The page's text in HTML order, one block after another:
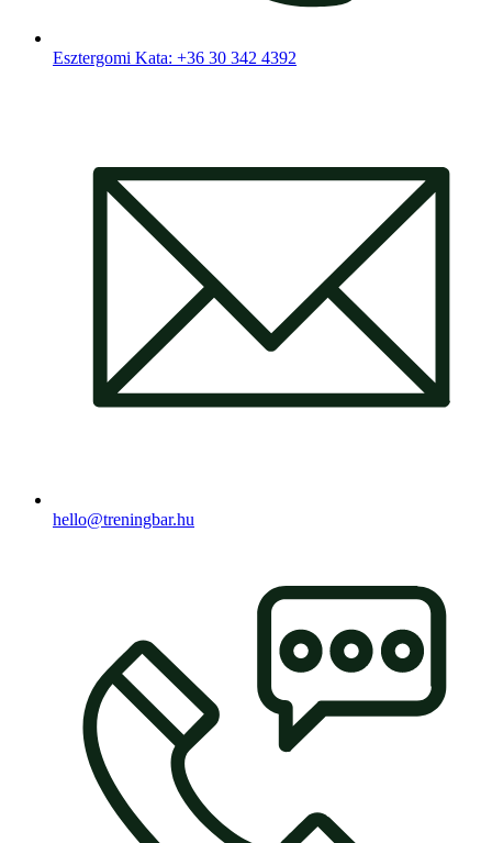
Esztergomi Kata: +36 30 342 4392
hello@treningbar.hu